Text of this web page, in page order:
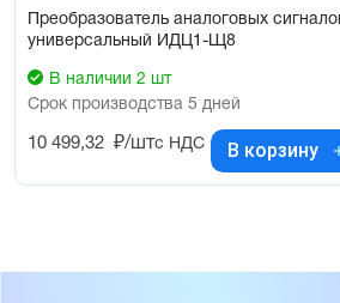
Преобразователь аналоговых
универсальный ИДЦ1-Щ8
В наличии 2 шт
Срок производства 5 дней
10 499,32 ₽/штс НДС В корзину